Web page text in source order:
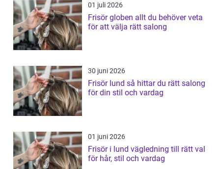
01 juli 2026
Frisör globen allt du behöver veta
för att välja rätt salong
30 juni 2026
Frisör lund så hittar du rätt salong
för din stil och vardag
01 juni 2026
Frisör i lund vägledning till rätt val
för hår, stil och vardag